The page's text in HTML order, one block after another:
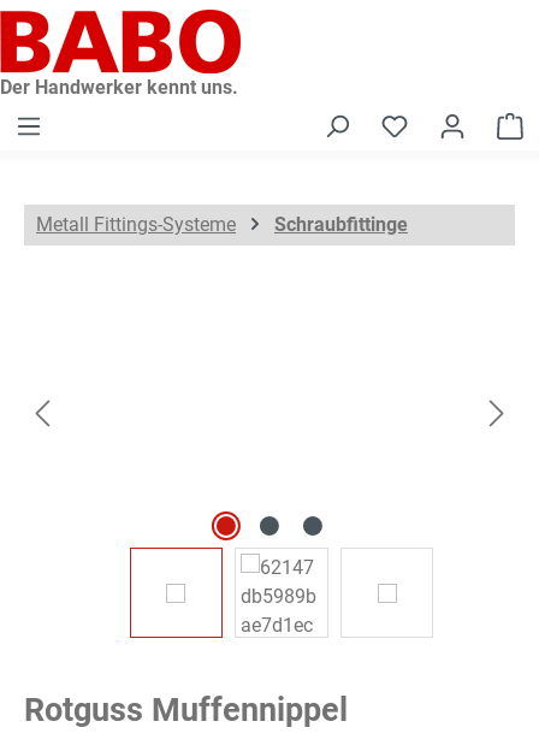
springen
Der Handwerker kennt uns.
Metall Fittings-Systeme Schraubfittinge
Rotguss Muffennippel